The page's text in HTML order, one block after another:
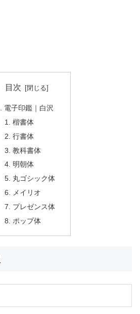
目次
電子印鑑｜白沢
楷書体
行書体
教科書体
明朝体
丸ゴシック体
メイリオ
プレゼンス体
ポップ体